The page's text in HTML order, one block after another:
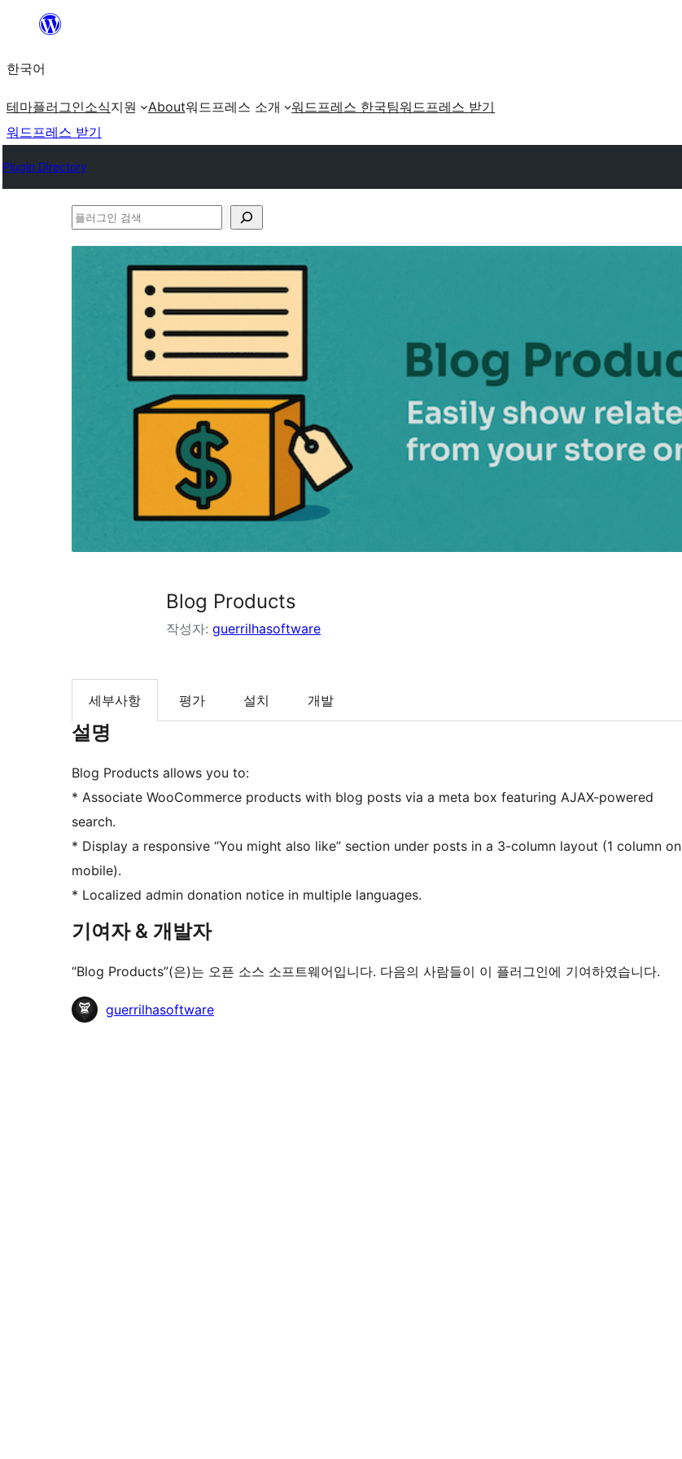
츠
로
로
가
한국어
테마플러그인소식지원 About워드프레스 소개 워드프레스 한국팀워드프레스 받기
워드프레스 받기
Plugin Directory
플
Blog Products
작성자: guerrilhasoftware
세부사항 평가 설치 개발
설명
Blog Products allows you to:
* Associate WooCommerce products with blog posts via a meta box featuring AJAX-powered
search.
* Display a responsive “You might also like” section under posts in a 3-column layout (1 column on
mobile).
* Localized admin donation notice in multiple languages.
기여자 & 개발자
“Blog Products”(은)는 오픈 소스 소프트웨어입니다. 다음의 사람들이 이 플러그인에 기여하였습니다.
기
guerrilhasoftware